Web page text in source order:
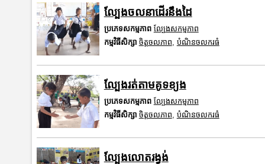
ល្បែងចលនាដើរនឹងដៃ
ប្រភេទសកម្មភាព ល្បែងសកម្មភាព
កម្មវិធីសិក្សា ចិត្តចលភាព បំណិនចលករធំ
ល្បែងរត់តាមគូទខ្យង
ប្រភេទសកម្មភាព ល្បែងសកម្មភាព
កម្មវិធីសិក្សា ចិត្តចលភាព បំណិនចលករធំ
ល្បែងលោតរង្វង់